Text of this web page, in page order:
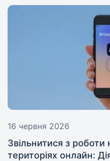
16 червня 2026
Звільнитися з роботи
територіях онлайн: